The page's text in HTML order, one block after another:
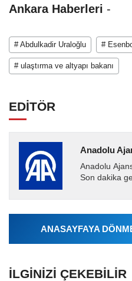
Ankara Haberleri -
# Abdulkadir Uraloğlu #
# ulaştırma ve altyapı bakanı
EDİTÖR
Anadolu
Anadolu
Son dakika
Ajansı
ANASAYFAYA
İLGINIZI ÇEKEBILIR